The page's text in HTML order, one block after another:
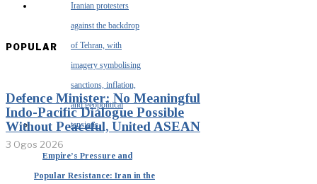
Empire’s Pressure and
Popular Resistance: Iran in the
POPULAR
Defence Minister: No Meaningful
Indo-Pacific Dialogue Possible
Without Peaceful, United ASEAN
3 Ogos 2026